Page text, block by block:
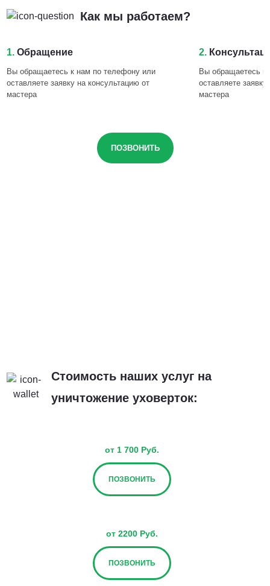
Как мы работаем?
1. Обращение
Вы обращаетесь к нам по телефону или
оставляете заявку на консультацию от
мастера
2.
Вы обращаетесь
оставляете
мастера
ПОЗВОНИТЬ
Стоимость наших услуг на
уничтожение уховерток:
от 1 700 Руб.
ПОЗВОНИТЬ
от 2200 Руб.
ПОЗВОНИТЬ